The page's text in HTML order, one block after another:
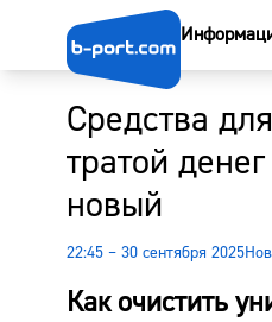
Средства
тратой
новый
22:45 – 30 сентября 2025
Как очистить